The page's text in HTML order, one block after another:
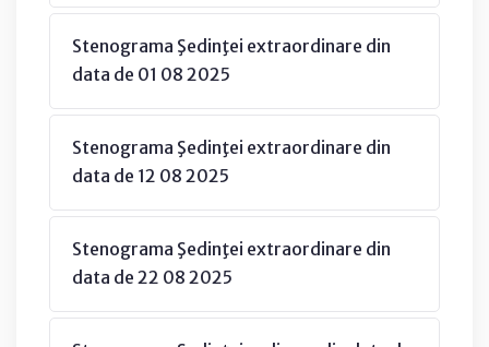
Stenograma Şedinţei extraordinare din
data de 01 08 2025
Stenograma Şedinţei extraordinare din
data de 12 08 2025
Stenograma Şedinţei extraordinare din
data de 22 08 2025